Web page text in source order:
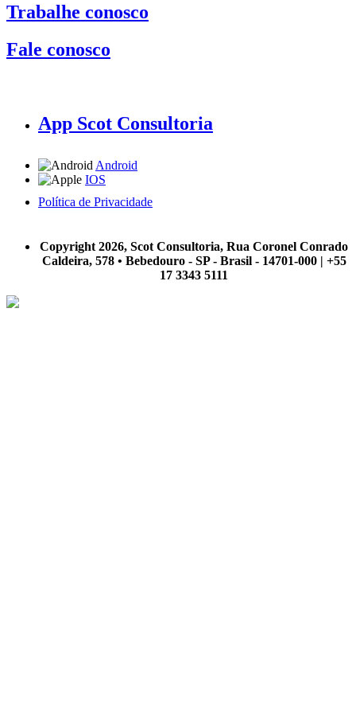
Trabalhe conosco
Fale conosco
App Scot Consultoria
Android
IOS
Política de Privacidade
Copyright 2026, Scot Consultoria, Rua Coronel Conrado
Caldeira, 578 • Bebedouro - SP - Brasil - 14701-000 | +55
17 3343 5111